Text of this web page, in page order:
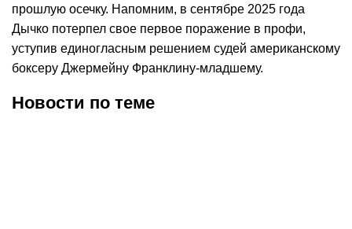
прошлую осечку. Напомним, в сентябре 2025 года
Дычко потерпел свое первое поражение в профи,
уступив единогласным решением судей американскому
боксеру Джермейну Франклину-младшему.
Новости по теме